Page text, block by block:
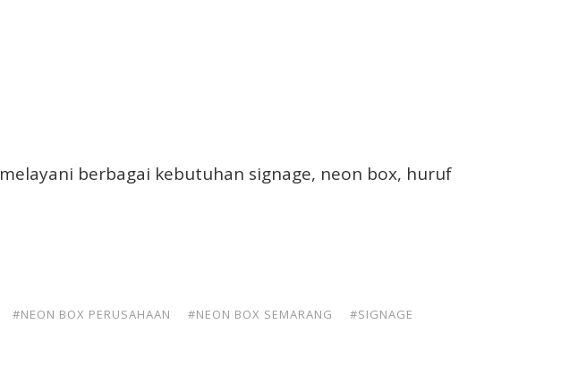
melayani berbagai kebutuhan signage, neon box, huruf
#NEON BOX PERUSAHAAN #NEON BOX SEMARANG
#SIGNAGE